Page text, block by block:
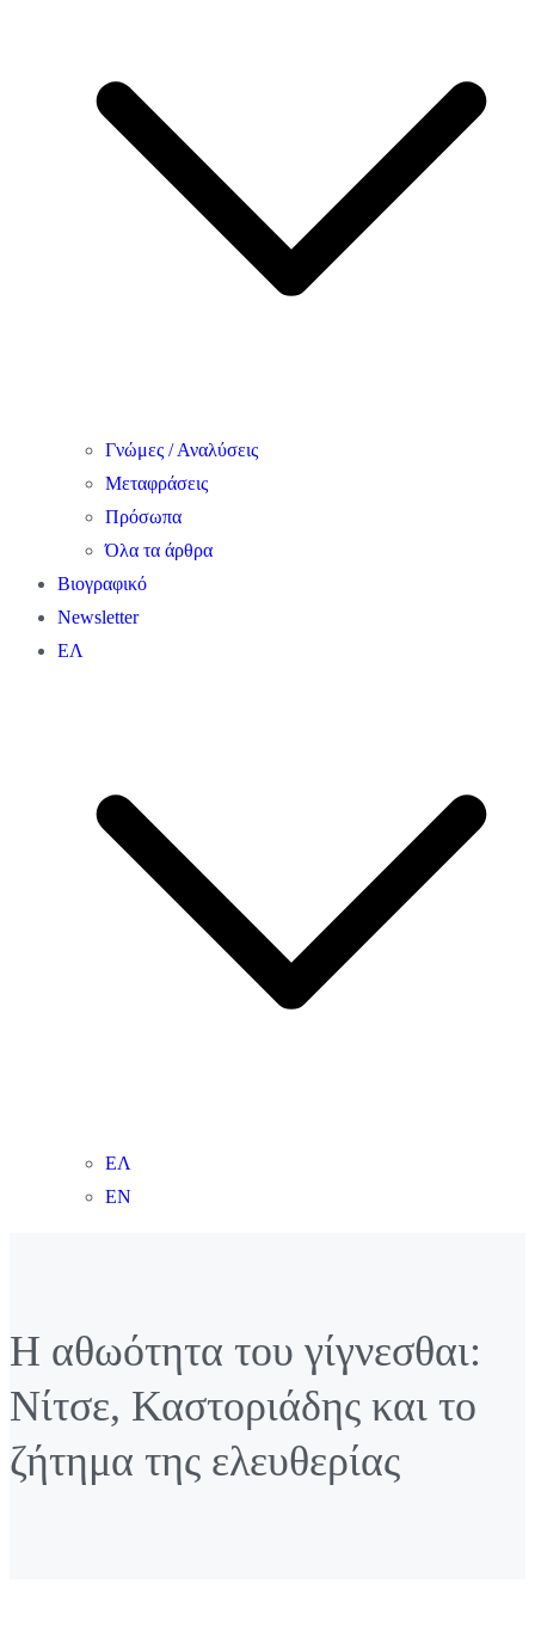
Γνώμες / Αναλύσεις
Μεταφράσεις
Πρόσωπα
Όλα τα άρθρα
Βιογραφικό
Newsletter
ΕΛ
ΕΛ
ΕΝ
Η αθωότητα του γίγνεσθαι:
Νίτσε, Καστοριάδης και το
ζήτημα της ελευθερίας